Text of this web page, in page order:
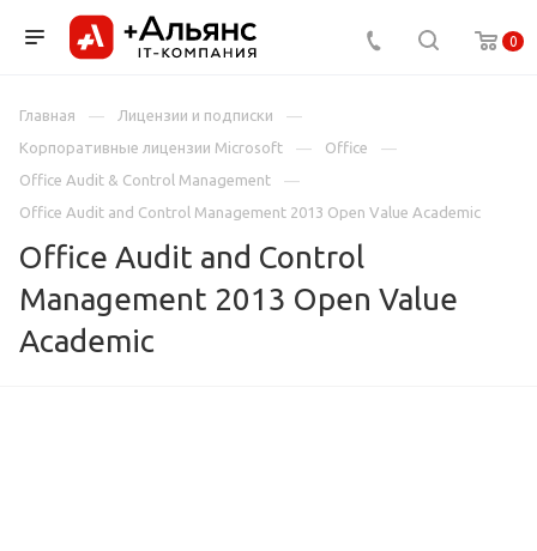
0
Главная
Лицензии и подписки
Корпоративные лицензии Microsoft
Office
Office Audit & Control Management
Office Audit and Control Management 2013 Open Value Academic
Office Audit and Control
Management 2013 Open Value
Academic